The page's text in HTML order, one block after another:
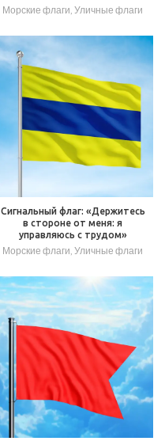
Морские флаги, Уличные флаги
Сигнальный флаг: «Держитесь
в стороне от меня: я
управляюсь с трудом»
Морские флаги, Уличные флаги